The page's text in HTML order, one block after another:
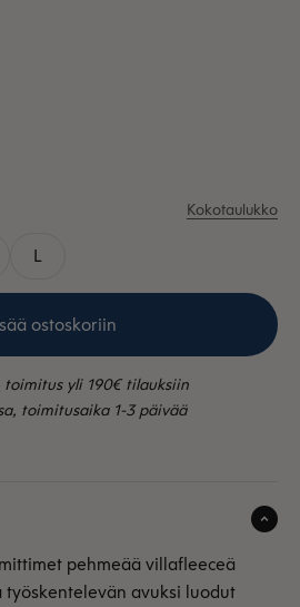
Kokotaulukko
L
ostoskoriin
toimitus yli 190€ tilauksiin
toimitusaika 1-3 päivää
pehmeää villafleeceä
työskentelevän avuksi luodut